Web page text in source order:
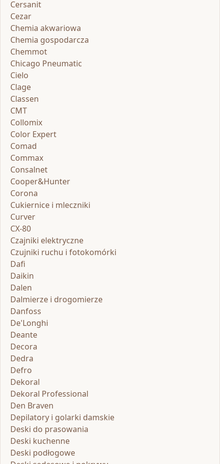
Cersanit
Cezar
Chemia akwariowa
Chemia gospodarcza
Chemmot
Chicago Pneumatic
Cielo
Clage
Classen
CMT
Collomix
Color Expert
Comad
Commax
Consalnet
Cooper&Hunter
Corona
Cukiernice i mleczniki
Curver
CX-80
Czajniki elektryczne
Czujniki ruchu i fotokomórki
Dafi
Daikin
Dalen
Dalmierze i drogomierze
Danfoss
De'Longhi
Deante
Decora
Dedra
Defro
Dekoral
Dekoral Professional
Den Braven
Depilatory i golarki damskie
Deski do prasowania
Deski kuchenne
Deski podłogowe